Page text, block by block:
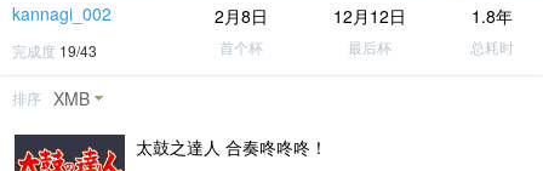
kannagi_002
完成度 19/43
2月8日
首个杯
12月12日
最后杯
1.8年
总耗时
排序 XMB
太鼓之達人 合奏咚咚咚！